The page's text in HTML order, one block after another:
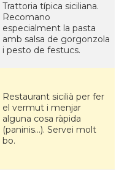
Trattoria típica siciliana.
Recomano
especialment la pasta
amb salsa de gorgonzola
i pesto de festucs.
Restaurant sicilià per fer
el vermut i menjar
alguna cosa ràpida
(paninis...). Servei molt
bo.